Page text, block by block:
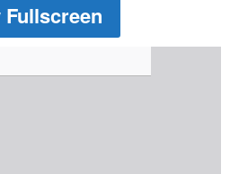
Fullscreen